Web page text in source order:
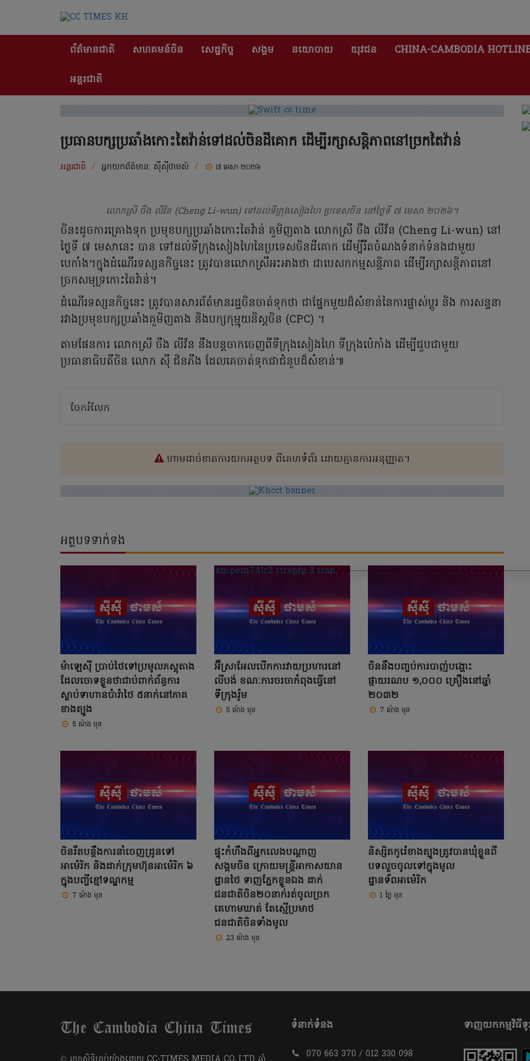
ព័ត៌មានជាតិ សហគមន៍ចិន សេដ្ឋកិច្ច សង្គម នយោបាយ យុវជន CHINA-CAMBODIA
អន្តរជាតិ
ប្រធានបក្សប្រឆាំងកោះតៃវ៉ាន់ទៅដល់ចិនដីគោក ដើម្បីរក្សាសន្តិភាពនៅច្រកតៃវ៉ាន់
អន្តរជាតិ / អ្នកយកព័ត៌មាន: ស៊ីស៊ីថាមស៍ / ៧ មេសា ២០២៦
លោកស្រី ចឹង​ លីវ័ន (Cheng Li-wun) ទៅដល់ទីក្រុងសៀងហៃ ប្រទេសចិន នៅថ្ងៃទី ៧ មេសា ២០២៦។
ចិន៖ដូចការគ្រោងទុក ប្រមុខបក្សប្រឆាំងកោះតៃវ៉ាន់ គួមិញតាង លោកស្រី ចឹង​ លីវ័ន (Cheng Li-wun) នៅ
ថ្ងៃទី ៧ មេសានេះ បាន ទៅដល់ទីក្រុងសៀងហៃនៃប្រទេសចិនដីគោក ដើម្បី​រឹត​ចំណង​ទំនាក់ទំនង​ជាមួយ​
បេកាំង។ក្នុងដំណើរទស្សនកិច្ចនេះ ត្រូវបានលោកស្រីអះអាងថា ជាបេសកកម្មសន្តិភាព ដើម្បីរក្សាសន្តិភាពនៅ
ច្រកសមុទ្រកោះតៃវ៉ាន់។
ដំណើរទស្សនកិច្ចនេះ ត្រូវបានសារព័ត៌មានរដ្ឋចិនចាត់ទុកថា ជាផ្នែកមួយដ៏សំខាន់នៃការផ្លាស់ប្តូរ និង ការសន្ទនា
រវាងប្រមុខបក្សប្រឆាំងគួមិញតាង និងបក្សកុម្មុយនិស្តចិន (CPC) ។
តាមផែនការ លោកស្រី ចឹង​ លីវ័ន នឹងបន្តចាកចេញពីទីក្រុងសៀងហៃ ទីក្រុងប៉េកាំង ដើម្បីជួបជាមួយ
ប្រធានាធិបតីចិន លោក ស៊ី ជិនភីង ដែលគេចាត់ទុកជាជំនួបដ៏សំខាន់៕
ចែករំលែក
ហាមដាច់ខាតការយកអត្ថបទ ពីគេហទំព័រ ដោយគ្មានការអនុញ្ញាត។
អត្ថបទទាក់ទង
ម៉ាឡេស៊ី ប្រាប់ថៃទៅប្រមូលភស្តុតាង
ដែលចោទខ្លួនថាជាប់ពាក់ព័ន្ធការ
ស្លាប់ទាហានប៉ារ៉ាថៃ ៥នាក់នៅភាគ
ខាងត្បូង
5 ម៉ោង មុន
អ៊ីស្រាអែលបើកការវាយប្រហារនៅ
លីបង់ ខណៈការចរចាកំពុងធ្វើនៅ
ទីក្រុងរ៉ូម
5 ម៉ោង មុន
ចិននឹងបញ្ចប់ការបាញ់បង្ហោះ
ផ្កាយរណប ១,០០០ គ្រឿងនៅឆ្នាំ
២០៣២
7 ម៉ោង មុន
ចិនរឹតបន្តឹងការនាំចេញដ្រូនទៅ
អាម៉េរិក និងដាក់ក្រុមហ៊ុនអាម៉េរិក ៦
ក្នុងបញ្ជីខ្មៅទណ្ឌកម្ម
7 ម៉ោង មុន
ផ្ទុះកំហឹងពីអ្នកលេងបណ្តាញ
សង្គមចិន ក្រោយមន្ត្រីអាកាសយាន
ដ្ឋានថៃ ទាញភ្នែកខ្លួនឯង ដាក់
ជនជាតិចិន២០នាក់រត់ចូលច្រក
គេហាមឃាត់ តែស្មើប្រមាថ
ជនជាតិចិនទាំងមូល
23 ម៉ោង មុន
និស្សិតកូរ៉េខាងត្បូងត្រូវបានឃុំខ្លួនពី
បទលួចចូលទៅក្នុងមូល
ដ្ឋានទ័ពអាម៉េរិក
1 ថ្ងៃ មុន
ទំនាក់ទំនង
070 663 370 / 012 330 098
ទាញយកកម្មវិធីទូ